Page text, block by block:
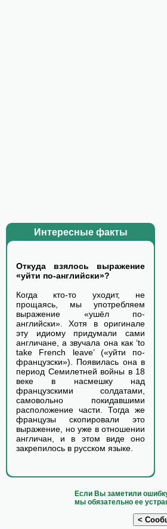
Интересные факты
Откуда взялось выражение
«уйти по-английски»?
Когда кто-то уходит, не
прощаясь, мы употребляем
выражение «ушёл по-
английски». Хотя в оригинале
эту идиому придумали сами
англичане, а звучала она как ‘to
take French leave’ («уйти по-
французски»). Появилась она в
период Семилетней войны в 18
веке в насмешку над
французскими солдатами,
самовольно покидавшими
расположение части. Тогда же
французы скопировали это
выражение, но уже в отношении
англичан, и в этом виде оно
закрепилось в русском языке.
Если Вы заметили
мы обязательно ее